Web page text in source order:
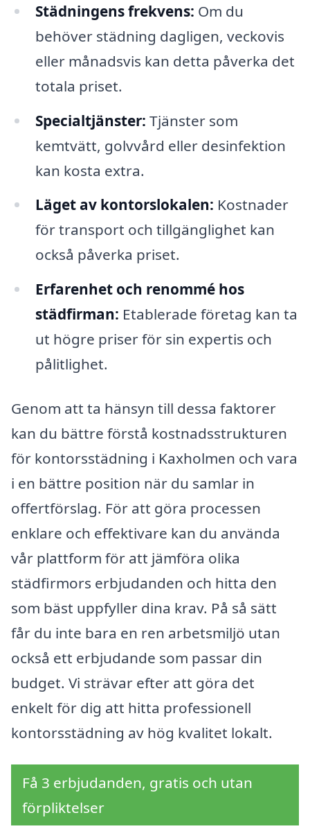
Städningens frekvens: Om du
behöver städning dagligen, veckovis
eller månadsvis kan detta påverka det
totala priset.
Specialtjänster: Tjänster som
kemtvätt, golvvård eller desinfektion
kan kosta extra.
Läget av kontorslokalen: Kostnader
för transport och tillgänglighet kan
också påverka priset.
Erfarenhet och renommé hos
städfirman: Etablerade företag kan ta
ut högre priser för sin expertis och
pålitlighet.
Genom att ta hänsyn till dessa faktorer
kan du bättre förstå kostnadsstrukturen
för kontorsstädning i Kaxholmen och vara
i en bättre position när du samlar in
offertförslag. För att göra processen
enklare och effektivare kan du använda
vår plattform för att jämföra olika
städfirmors erbjudanden och hitta den
som bäst uppfyller dina krav. På så sätt
får du inte bara en ren arbetsmiljö utan
också ett erbjudande som passar din
budget. Vi strävar efter att göra det
enkelt för dig att hitta professionell
kontorsstädning av hög kvalitet lokalt.
Få 3 erbjudanden, gratis och utan
förpliktelser